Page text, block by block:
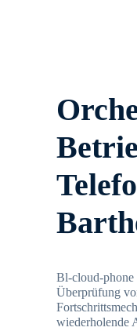
Bl-cloud-phone
Überprüfung
wiederholende